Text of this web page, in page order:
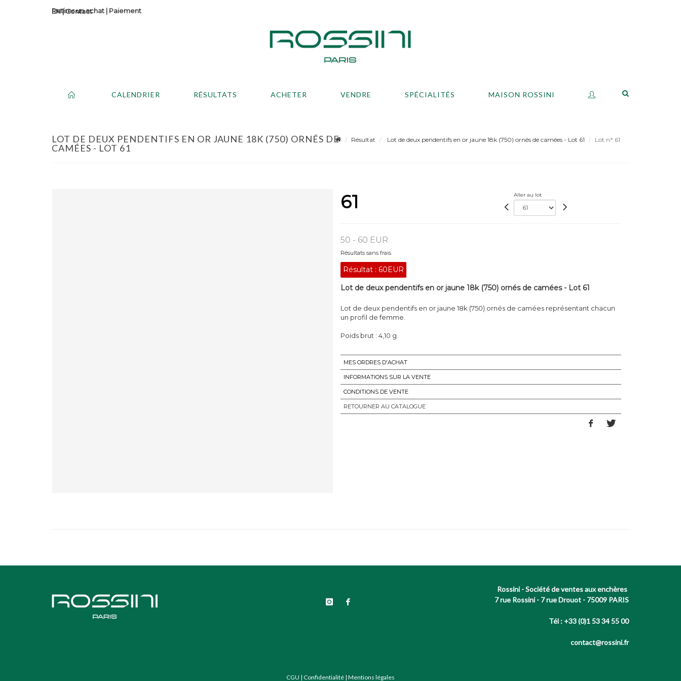
Contact
Retirer un achat | Paiement
CALENDRIER RÉSULTATS ACHETER VENDRE SPÉCIALITÉS MAISON ROSSINI
LOT DE DEUX PENDENTIFS EN OR JAUNE 18K (750) ORNÉS DE
CAMÉES - LOT 61
Résultat Lot de deux pendentifs en or jaune 18k (750) ornés de camées - Lot 61 Lot n° 61
61 Aller au lot
50 - 60 EUR
Résultats sans frais
Résultat : 60EUR
Lot de deux pendentifs en or jaune 18k (750) ornés de camées - Lot 61
Lot de deux pendentifs en or jaune 18k (750) ornés de camées représentant chacun
un profil de femme.
Poids brut : 4,10 g.
MES ORDRES D'ACHAT
INFORMATIONS SUR LA VENTE
CONDITIONS DE VENTE
RETOURNER AU CATALOGUE
Rossini - Société de ventes aux enchères
7 rue Rossini - 7 rue Drouot - 75009 PARIS
Tél : +33 (0)1 53 34 55 00
contact@rossini.fr
CGU | Confidentialité | Mentions légales